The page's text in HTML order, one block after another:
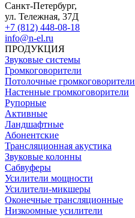
Санкт-Петербург,
ул. Тележная, 37Д
+7 (812) 448-08-18
info@n-el.ru
ПРОДУКЦИЯ
Звуковые системы
Громкоговорители
Потолочные громкоговорители
Настенные громкоговорители
Рупорные
Активные
Ландшафтные
Абонентские
Трансляционная акустика
Звуковые колонны
Сабвуферы
Усилители мощности
Усилители-микшеры
Оконечные трансляционные
Низкоомные усилители